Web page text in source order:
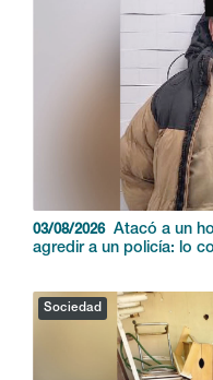
03/08/2026
Atacó a un
agredir a un policía: lo
Sociedad